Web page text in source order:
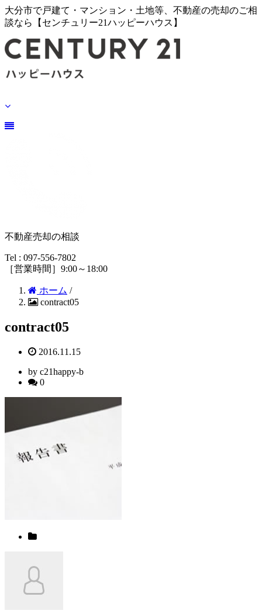
大分市で戸建て・マンション・土地等、不動産の売却のご相
談なら【センチュリー21ハッピーハウス】
不動産売却の相談
Tel : 097-556-7802
［営業時間］9:00～18:00
ホーム /
contract05
contract05
2016.11.15
by c21happy-b
0